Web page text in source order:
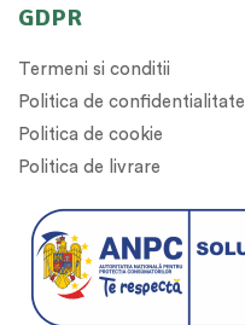
GDPR
Termeni si conditii
Politica de confidentialitate
Politica de cookie
Politica de livrare